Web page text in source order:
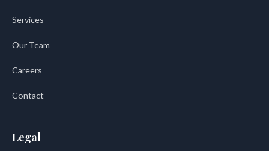
Services
Our Team
Careers
Contact
Legal